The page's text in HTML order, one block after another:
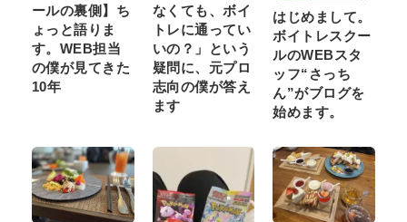
ールの裏側】ち
ょっと語りま
す。WEB担当
の僕が見てきた
10年
なくても、ボイ
トレに通ってい
いの？」という
疑問に、元プロ
志向の僕が答え
ます
はじめまして。
ボイトレスクー
ルのWEBスタ
ッフ“さっち
ん”がブログを
始めます。